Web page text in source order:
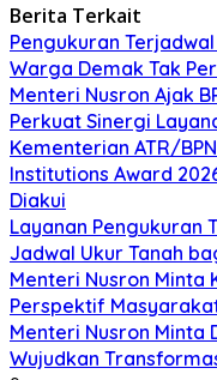
Berita Terkait
Pengukuran
Warga Demak Tak
Menteri Nusron Ajak
Perkuat Sinergi
Kementerian ATR/
Institutions Award
Diakui
Layanan Pengukuran
Jadwal Ukur Tanah
Menteri Nusron Minta
Perspektif
Menteri Nusron Minta
Wujudkan